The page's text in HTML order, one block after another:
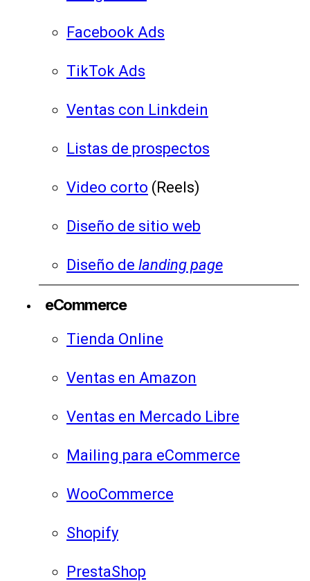
Facebook Ads
TikTok Ads
Ventas con Linkdein
Listas de prospectos
Video corto (Reels)
Diseño de sitio web
Diseño de landing page
eCommerce
Tienda Online
Ventas en Amazon
Ventas en Mercado Libre
Mailing para eCommerce
WooCommerce
Shopify
PrestaShop